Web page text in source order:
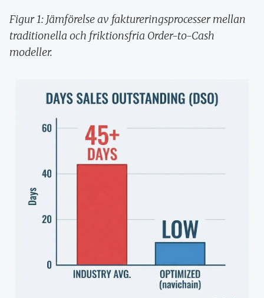
Figur 1: Jämförelse av faktureringsprocesser mellan
traditionella och friktionsfria Order-to-Cash
modeller.